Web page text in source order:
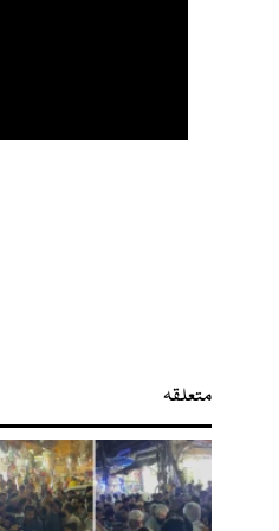
متعلقہ